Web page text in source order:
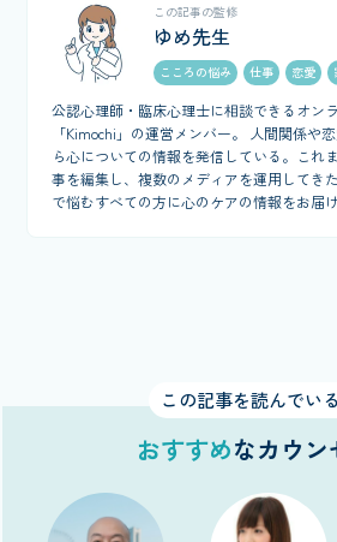
この記事の監修
ゆめ先生
こころの悩み 仕事 恋愛
公認心理師・臨床心理士に相談できるオン
「Kimochi」の運営メンバー。 人間関係や
ら心についての情報を発信している。これ
事を編集し、複数のメディアを運用してき
で悩むすべての方に心のケアの情報をお届け
この記事を読んでい
おすすめなカウン